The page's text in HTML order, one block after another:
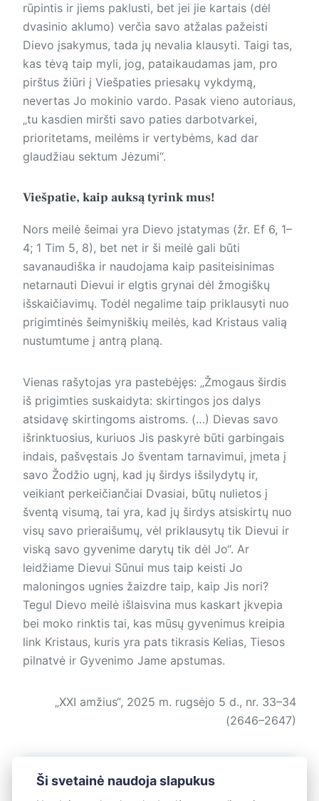
rūpintis ir jiems paklusti, bet jei jie kartais (dėl
dvasinio aklumo) verčia savo atžalas pažeisti
Dievo įsakymus, tada jų nevalia klausyti. Taigi tas,
kas tėvą taip myli, jog, pataikaudamas jam, pro
pirštus žiūri į Viešpaties priesakų vykdymą,
nevertas Jo mokinio vardo. Pasak vieno autoriaus,
„tu kasdien miršti savo paties darbotvarkei,
prioritetams, meilėms ir vertybėms, kad dar
glaudžiau sektum Jėzumi“.
Viešpatie, kaip auksą tyrink mus!
Nors meilė šeimai yra Dievo įstatymas (žr. Ef 6, 1–
4; 1 Tim 5, 8), bet net ir ši meilė gali būti
savanaudiška ir naudojama kaip pasiteisinimas
netarnauti Dievui ir elgtis grynai dėl žmogiškų
išskaičiavimų. Todėl negalime taip priklausyti nuo
prigimtinės šeimyniškių meilės, kad Kristaus valią
nustumtume į antrą planą.
Vienas rašytojas yra pastebėjęs: „Žmogaus širdis
iš prigimties suskaidyta: skirtingos jos dalys
atsidavę skirtingoms aistroms. (…) Dievas savo
išrinktuosius, kuriuos Jis paskyrė būti garbingais
indais, pašvęstais Jo šventam tarnavimui, įmeta į
savo Žodžio ugnį, kad jų širdys išsilydytų ir,
veikiant perkeičiančiai Dvasiai, būtų nulietos į
šventą visumą, tai yra, kad jų širdys atsiskirtų nuo
visų savo prieraišumų, vėl priklausytų tik Dievui ir
viską savo gyvenime darytų tik dėl Jo“. Ar
leidžiame Dievui Sūnui mus taip keisti Jo
maloningos ugnies žaizdre taip, kaip Jis nori?
Tegul Dievo meilė išlaisvina mus kaskart įkvepia
bei moko rinktis tai, kas mūsų gyvenimus kreipia
link Kristaus, kuris yra pats tikrasis Kelias, Tiesos
pilnatvė ir Gyvenimo Jame apstumas.
„XXI amžius“, 2025 m. rugsėjo 5 d., nr. 33–34
(2646–2647)
Žymos: Krikščionybė šiandien
Ši svetainė naudoja slapukus